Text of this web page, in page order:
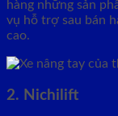
hàng những sản
vụ hỗ trợ sau bán
cao.
2. Nichilift